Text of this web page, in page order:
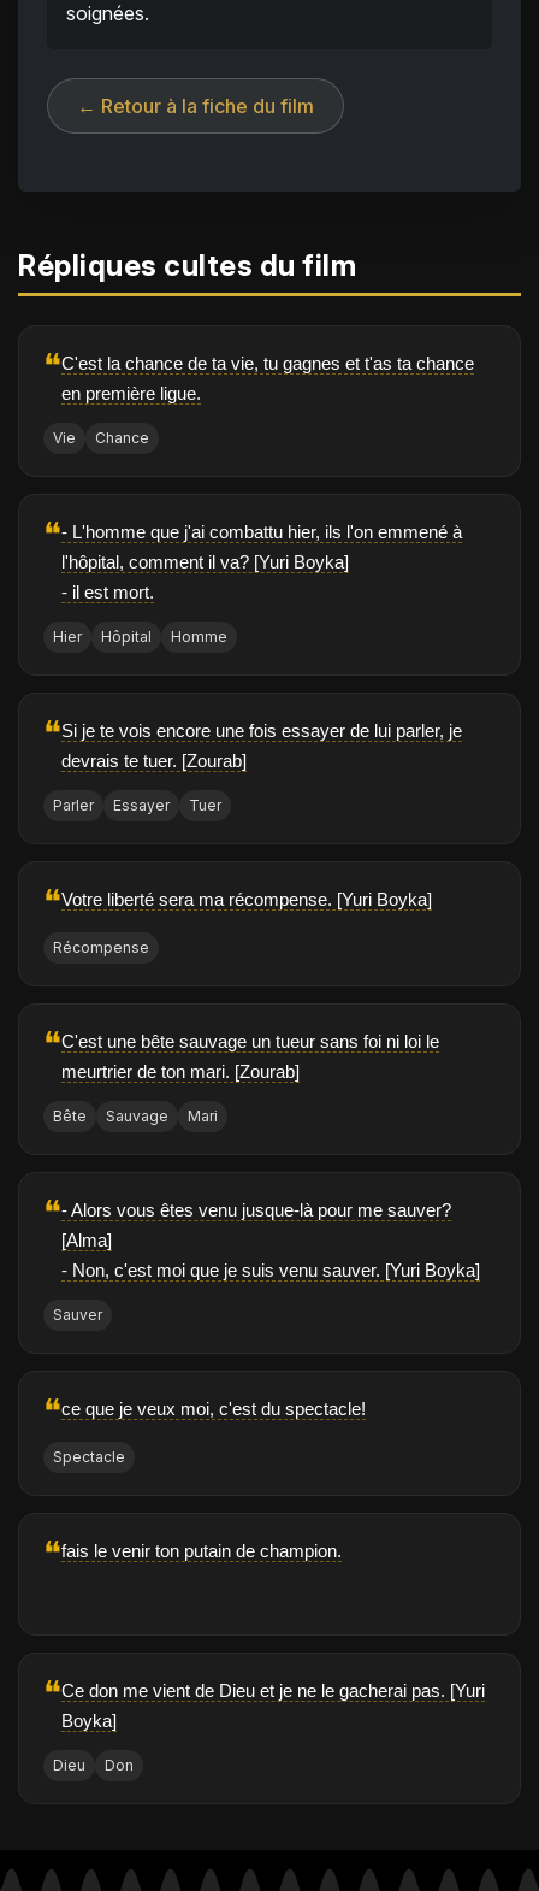
soignées.
← Retour à la fiche du film
Répliques cultes du film
❝C'est la chance de ta vie, tu gagnes et t'as ta chance
en première ligue.
Vie Chance
❝- L'homme que j'ai combattu hier, ils l'on emmené à
l'hôpital, comment il va? [Yuri Boyka]
- il est mort.
Hier Hôpital Homme
❝Si je te vois encore une fois essayer de lui parler, je
devrais te tuer. [Zourab]
Parler Essayer Tuer
❝Votre liberté sera ma récompense. [Yuri Boyka]
Récompense
❝C'est une bête sauvage un tueur sans foi ni loi le
meurtrier de ton mari. [Zourab]
Bête Sauvage Mari
❝- Alors vous êtes venu jusque-là pour me sauver?
[Alma]
- Non, c'est moi que je suis venu sauver. [Yuri Boyka]
Sauver
❝ce que je veux moi, c'est du spectacle!
Spectacle
❝fais le venir ton putain de champion.
❝Ce don me vient de Dieu et je ne le gacherai pas. [Yuri
Boyka]
Dieu Don